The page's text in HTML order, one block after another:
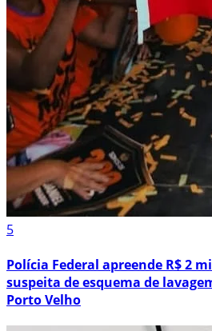
5
Polícia Federal apreende R$ 2
suspeita de esquema de
Porto Velho